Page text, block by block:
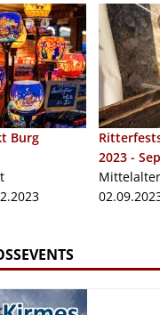
Burg
2023 -
(Kollmann) -
hier Bilder vom
an.